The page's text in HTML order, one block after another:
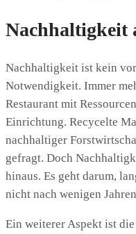
Nachhaltigkeit
Nachhaltigkeit ist kein
Notwendigkeit. Immer
Restaurant mit
Einrichtung. Recycelte
nachhaltiger
gefragt. Doch
hinaus. Es geht darum,
nicht nach wenigen
Ein weiterer Aspekt ist